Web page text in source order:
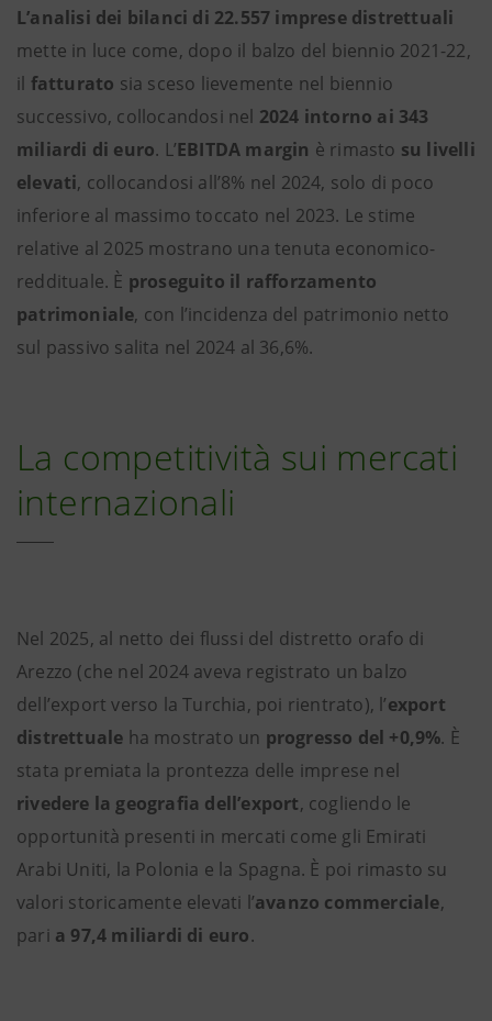
L’analisi dei bilanci di 22.557 imprese distrettuali
mette in luce come, dopo il balzo del biennio 2021-22,
il fatturato sia sceso lievemente nel biennio
successivo, collocandosi nel 2024 intorno ai 343
miliardi di euro. L’EBITDA margin è rimasto su livelli
elevati, collocandosi all’8% nel 2024, solo di poco
inferiore al massimo toccato nel 2023. Le stime
relative al 2025 mostrano una tenuta economico-
reddituale. È proseguito il rafforzamento
patrimoniale, con l’incidenza del patrimonio netto
sul passivo salita nel 2024 al 36,6%.
La competitività sui mercati
internazionali
Nel 2025, al netto dei flussi del distretto orafo di
Arezzo (che nel 2024 aveva registrato un balzo
dell’export verso la Turchia, poi rientrato), l’export
distrettuale ha mostrato un progresso del +0,9%. È
stata premiata la prontezza delle imprese nel
rivedere la geografia dell’export, cogliendo le
opportunità presenti in mercati come gli Emirati
Arabi Uniti, la Polonia e la Spagna. È poi rimasto su
valori storicamente elevati l’avanzo commerciale,
pari a 97,4 miliardi di euro.